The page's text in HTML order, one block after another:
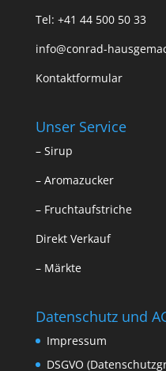
Tel: +41 44 500 50 33
info@conrad-
Kontaktformular
Unser Service
– Sirup
– Aromazucker
– Fruchtaufstriche
Direkt Verkauf
– Märkte
Datenschutz und
Impressum
DSGVO